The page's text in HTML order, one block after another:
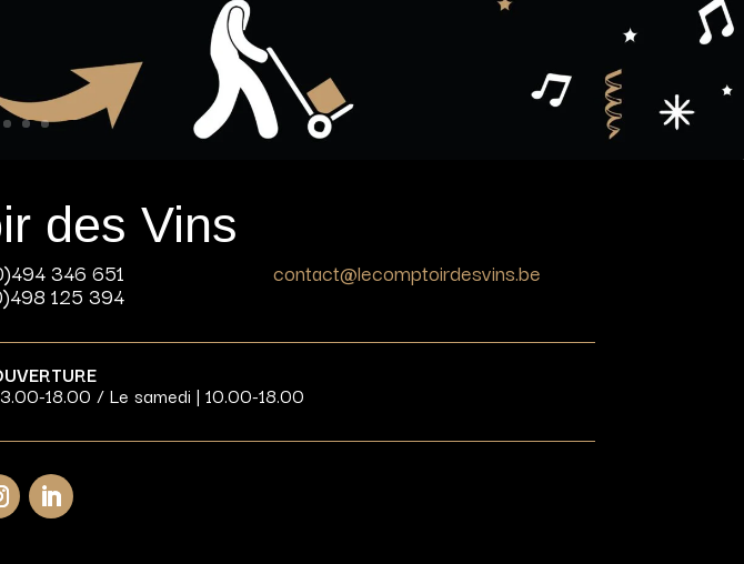
des Vins
346 651
125 394
contact@lecomptoirdesvins.be
18.00 / Le samedi | 10.00-18.00